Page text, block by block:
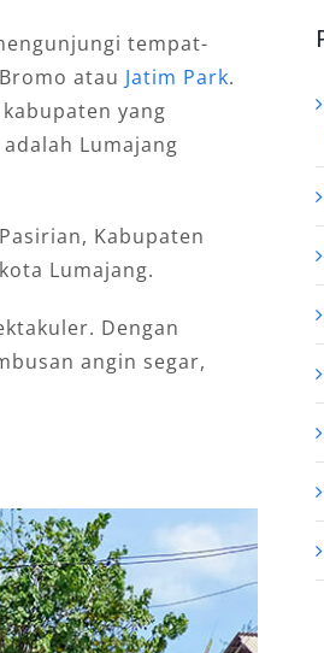
tempat-
atau Jatim Park.
yang
Lumajang
Kabupaten
Lumajang.
Dengan
angin segar,